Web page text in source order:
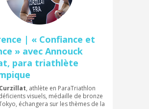
| « Confiance et
» avec Annouck
para triathlète
, athlète en ParaTriathlon
visuels, médaille de bronze
échangera sur les thèmes de la